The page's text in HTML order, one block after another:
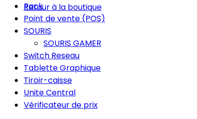
Retour à la boutique
Pack
Point de vente (POS)
SOURIS
SOURIS GAMER
Switch Reseau
Tablette Graphique
Tiroir-caisse
Unite Central
Vérificateur de prix